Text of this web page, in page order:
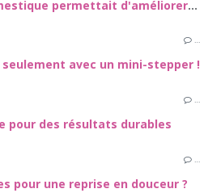
Et si dynamiser l'eau domestique permettait d'améliorer les performances des sportifs ?
…
avec un mini-stepper !
…
pour des résultats durables
…
pour une reprise en douceur ?